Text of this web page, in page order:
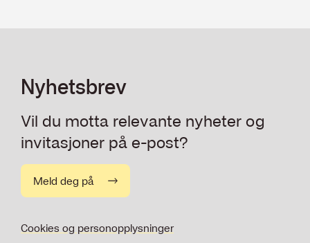
Nyhetsbrev
Vil du motta relevante nyheter og
invitasjoner på e-post?
Meld deg på
Cookies og personopplysninger